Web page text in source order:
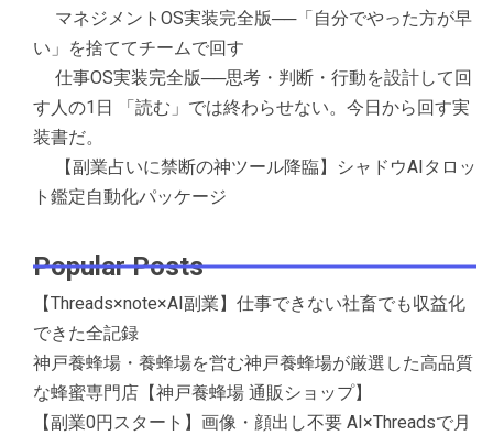
マネジメントOS実装完全版──「自分でやった方が早
い」を捨ててチームで回す
仕事OS実装完全版──思考・判断・行動を設計して回
す人の1日 「読む」では終わらせない。今日から回す実
装書だ。
【副業占いに禁断の神ツール降臨】シャドウAIタロッ
ト鑑定自動化パッケージ
Popular Posts
【Threads×note×AI副業】仕事できない社畜でも収益化
できた全記録
神戸養蜂場・養蜂場を営む神戸養蜂場が厳選した高品質
な蜂蜜専門店【神戸養蜂場 通販ショップ】
【副業0円スタート】画像・顔出し不要 AI×Threadsで月